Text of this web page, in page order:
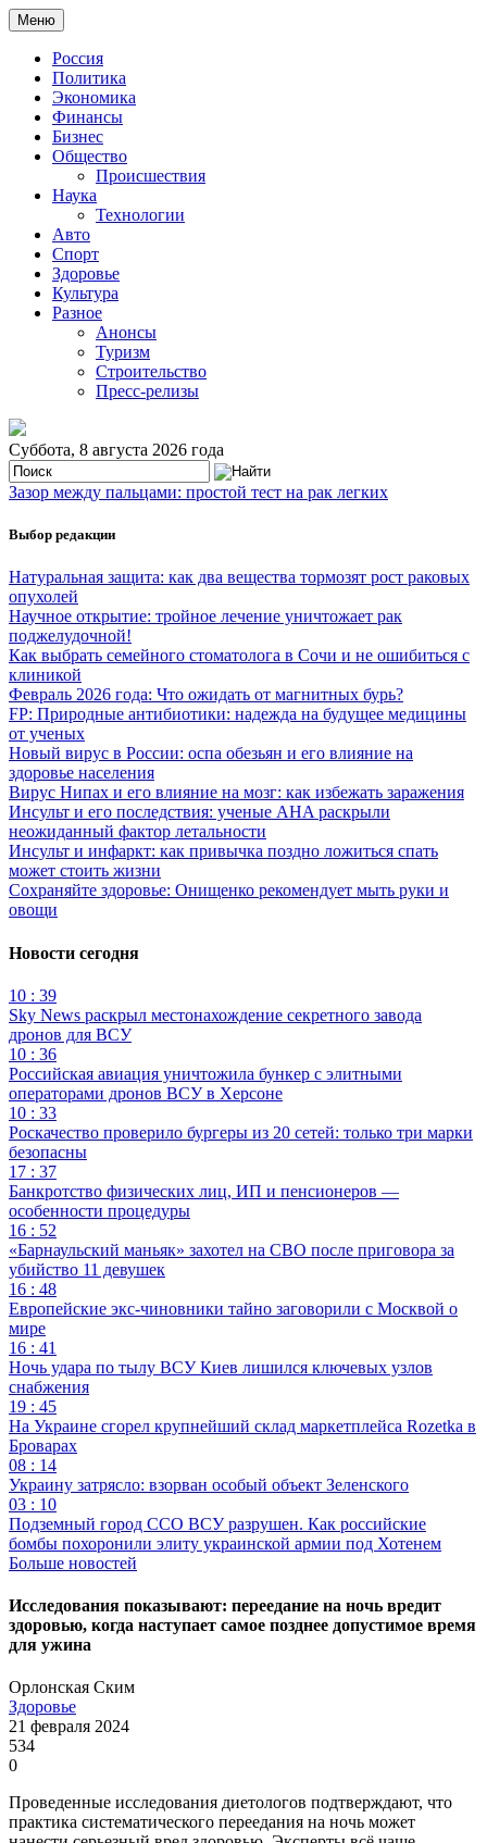
Меню
Россия
Политика
Экономика
Финансы
Бизнес
Общество
Происшествия
Наука
Технологии
Авто
Спорт
Здоровье
Культура
Разное
Анонсы
Туризм
Строительство
Пресс-релизы
Суббота, 8 августа 2026 года
Зазор между пальцами: простой тест на рак легких
Выбор редакции
Натуральная защита: как два вещества тормозят рост раковых
опухолей
Научное открытие: тройное лечение уничтожает рак
поджелудочной!
Как выбрать семейного стоматолога в Сочи и не ошибиться с
клиникой
Февраль 2026 года: Что ожидать от магнитных бурь?
FP: Природные антибиотики: надежда на будущее медицины
от ученых
Новый вирус в России: оспа обезьян и его влияние на
здоровье населения
Вирус Нипах и его влияние на мозг: как избежать заражения
Инсульт и его последствия: ученые AHA раскрыли
неожиданный фактор летальности
Инсульт и инфаркт: как привычка поздно ложиться спать
может стоить жизни
Сохраняйте здоровье: Онищенко рекомендует мыть руки и
овощи
Новости сегодня
10 : 39
Sky News раскрыл местонахождение секретного завода
дронов для ВСУ
10 : 36
Российская авиация уничтожила бункер с элитными
операторами дронов ВСУ в Херсоне
10 : 33
Роскачество проверило бургеры из 20 сетей: только три марки
безопасны
17 : 37
Банкротство физических лиц, ИП и пенсионеров —
особенности процедуры
16 : 52
«Барнаульский маньяк» захотел на СВО после приговора за
убийство 11 девушек
16 : 48
Европейские экс-чиновники тайно заговорили с Москвой о
мире
16 : 41
Ночь удара по тылу ВСУ Киев лишился ключевых узлов
снабжения
19 : 45
На Украине сгорел крупнейший склад маркетплейса Rozetka в
Броварах
08 : 14
Украину затрясло: взорван особый объект Зеленского
03 : 10
Подземный город ССО ВСУ разрушен. Как российские
бомбы похоронили элиту украинской армии под Хотенем
Больше новостей
Исследования показывают: переедание на ночь вредит
здоровью, когда наступает самое позднее допустимое время
для ужина
Орлонская Ским
Здоровье
21 февраля 2024
534
0
Проведенные исследования диетологов подтверждают, что
практика систематического переедания на ночь может